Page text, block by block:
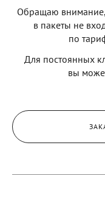
Обращаю внимание,
в пакеты не
по
Для постоянных
вы